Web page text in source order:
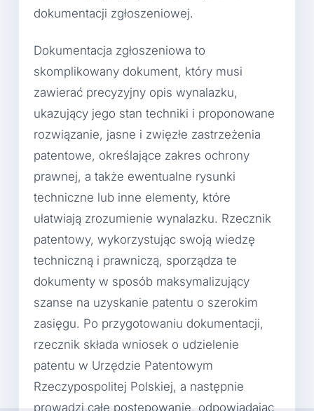
dokumentacji zgłoszeniowej.
Dokumentacja zgłoszeniowa to
skomplikowany dokument, który musi
zawierać precyzyjny opis wynalazku,
ukazujący jego stan techniki i proponowane
rozwiązanie, jasne i zwięzłe zastrzeżenia
patentowe, określające zakres ochrony
prawnej, a także ewentualne rysunki
techniczne lub inne elementy, które
ułatwiają zrozumienie wynalazku. Rzecznik
patentowy, wykorzystując swoją wiedzę
techniczną i prawniczą, sporządza te
dokumenty w sposób maksymalizujący
szanse na uzyskanie patentu o szerokim
zasięgu. Po przygotowaniu dokumentacji,
rzecznik składa wniosek o udzielenie
patentu w Urzędzie Patentowym
Rzeczypospolitej Polskiej, a następnie
prowadzi całe postępowanie, odpowiadając